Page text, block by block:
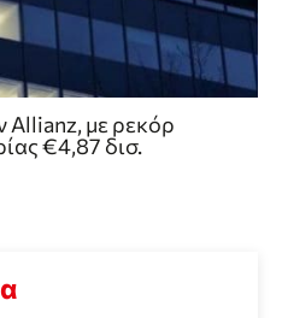
Allianz, με ρεκόρ
€4,87 δισ.